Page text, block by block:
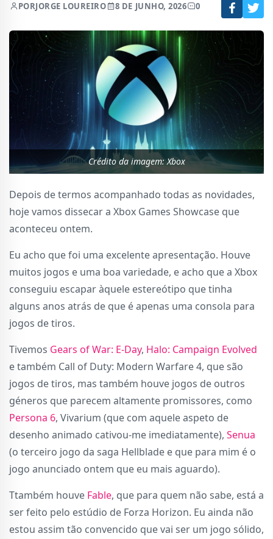
PORJORGE LOUREIRO 8 DE JUNHO, 2026 0
Crédito da imagem: Xbox
Depois de termos acompanhado todas as novidades,
hoje vamos dissecar a Xbox Games Showcase que
aconteceu ontem.
Eu acho que foi uma excelente apresentação. Houve
muitos jogos e uma boa variedade, e acho que a Xbox
conseguiu escapar àquele estereótipo que tinha
alguns anos atrás de que é apenas uma consola para
jogos de tiros.
Tivemos Gears of War: E-Day, Halo: Campaign Evolved
e também Call of Duty: Modern Warfare 4, que são
jogos de tiros, mas também houve jogos de outros
géneros que parecem altamente promissores, como
Persona 6, Vivarium (que com aquele aspeto de
desenho animado cativou-me imediatamente), Senua
(o terceiro jogo da saga Hellblade e que para mim é o
jogo anunciado ontem que eu mais aguardo).
Ttambém houve Fable, que para quem não sabe, está a
ser feito pelo estúdio de Forza Horizon. Eu ainda não
estou assim tão convencido que vai ser um jogo sólido,